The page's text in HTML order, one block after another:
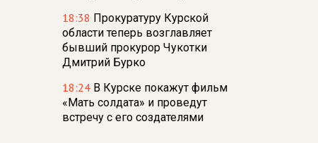
18:38 Прокуратуру Курской
области теперь возглавляет
бывший прокурор Чукотки
Дмитрий Бурко
18:24 В Курске покажут фильм
«Мать солдата» и проведут
встречу с его создателями